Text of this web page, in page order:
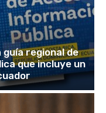
regional de
que incluye un